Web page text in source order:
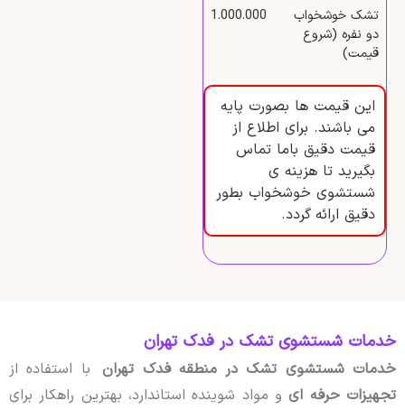
تشک خوشخواب
دو نفره (شروع
قیمت)
1.000.000
این قیمت ها بصورت پایه
می باشند. برای اطلاع از
قیمت دقیق باما تماس
بگیرید تا هزینه ی
شستشوی خوشخواب بطور
دقیق ارائه گردد.
خدمات شستشوی تشک در فدک تهران
خدمات شستشوی تشک در منطقه فدک تهرانبا استفاده از
تجهیزات حرفه ایو مواد شوینده استاندارد، بهترین راهکار برای